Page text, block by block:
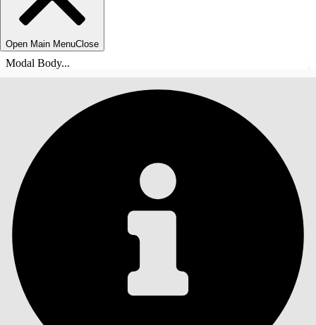
Open Main MenuClose
Modal Body...
Innehållsförteckningar
INNEHÅLLSFÖRTECKNINGAR